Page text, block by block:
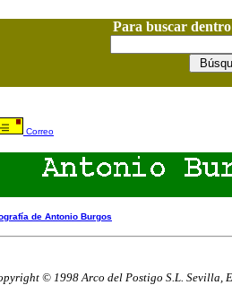
Para buscar
Correo
de Antonio Burgos
© 1998 Arco del Postigo S.L. Sevilla,